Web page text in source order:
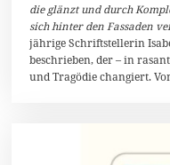
0
2
5
die glänzt und durch
sich hinter den Fassaden
jährige Schriftstellerin
beschrieben, der – in
und Tragödie changiert.